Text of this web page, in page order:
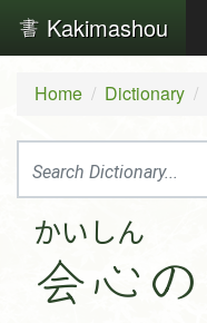
Kakimashou
Home Dictionary
かい
会
しん
心 の